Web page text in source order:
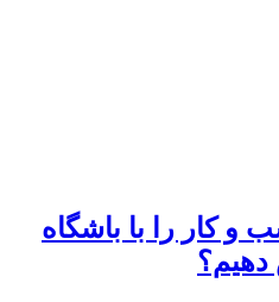
کار را با باشگاه
دهیم؟